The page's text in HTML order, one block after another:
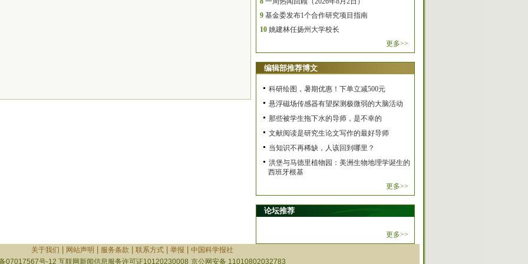
9 基金委发布1个合作研究项目指南
10 姚建林任扬州大学校长
更多>>
编辑部推荐博文
科研绘图，暑期优惠！下单立减500元
悬浮磁场传感器有望探测极微弱的大脑活动
那些被学生拖下水的导师，是不幸的
文献阅读是研究生论文写作的最好导师
当知识不再稀缺，人该回到哪里？
洪堡与马德里植物园：美洲生物地理学诞生的
西班牙根基
更多>>
论坛推荐
更多>>
关于我们
网站声明 服务条款 联系方式| 举报
中国科学报社
07017567号-12 互联网新闻信息服务许可证10120230008 京公网安备 11010802032783